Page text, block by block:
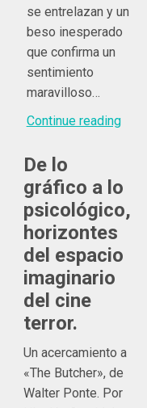
se entrelazan y un
beso inesperado
que confirma un
sentimiento
maravilloso…
Continue reading
De lo
gráfico a lo
psicológico,
horizontes
del espacio
imaginario
del cine
terror.
Un acercamiento a
«The Butcher», de
Walter Ponte. Por